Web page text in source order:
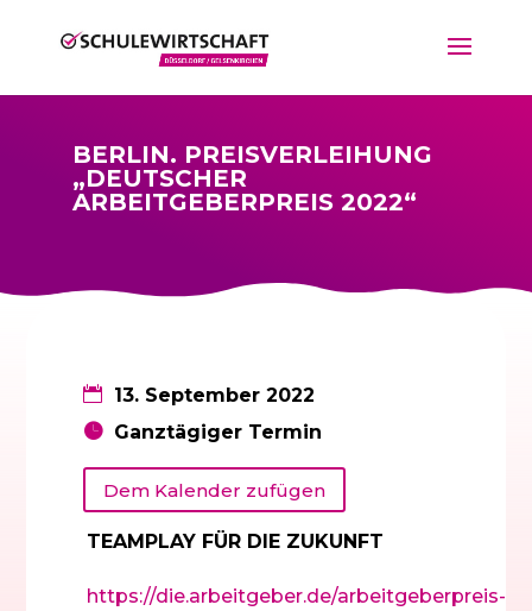
BERLIN. PREISVERLEIHUNG
„DEUTSCHER
ARBEITGEBERPREIS 2022“
13. September 2022
Ganztägiger Termin
Dem Kalender zufügen
TEAMPLAY FÜR DIE ZUKUNFT
https://die.arbeitgeber.de/arbeitgeberpreis-